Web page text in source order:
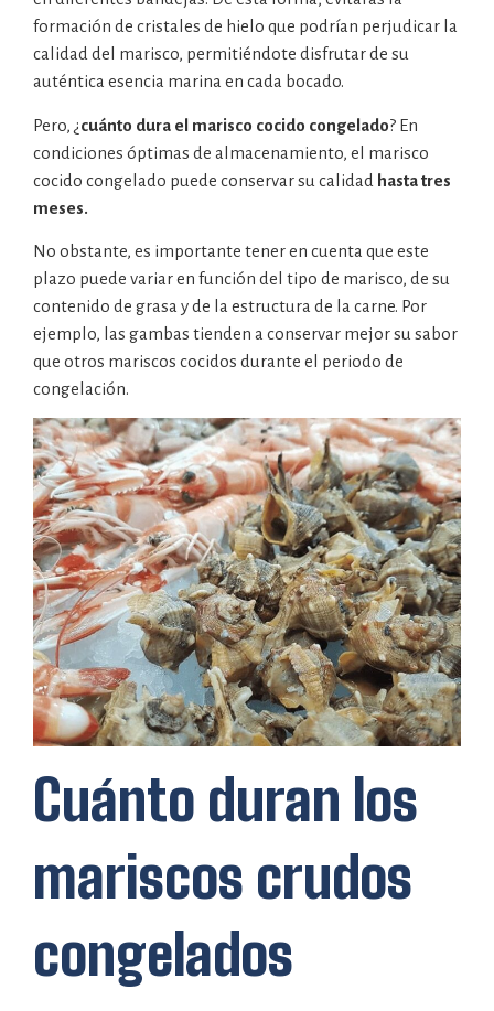
formación de cristales de hielo que podrían perjudicar la
calidad del marisco, permitiéndote disfrutar de su
auténtica esencia marina en cada bocado.
Pero, ¿cuánto dura el marisco cocido congelado? En
condiciones óptimas de almacenamiento, el marisco
cocido congelado puede conservar su calidad hasta tres
meses.
No obstante, es importante tener en cuenta que este
plazo puede variar en función del tipo de marisco, de su
contenido de grasa y de la estructura de la carne. Por
ejemplo, las gambas tienden a conservar mejor su sabor
que otros mariscos cocidos durante el periodo de
congelación.
Cuánto duran los
mariscos crudos
congelados